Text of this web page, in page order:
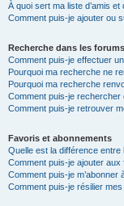
À quoi sert ma liste d’amis et
Comment puis-je ajouter ou
Recherche dans les forums
Comment puis-je effectuer
Pourquoi ma recherche ne
Pourquoi ma recherche
Comment puis-je rechercher
Comment puis-je retrouver
Favoris et abonnements
Quelle est la différence
Comment puis-je ajouter aux
Comment puis-je m’abonner
Comment puis-je résilier